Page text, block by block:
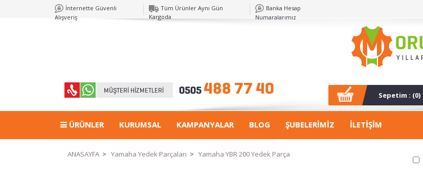
İnternette Güvenli
Alışveriş
Tüm Ürünler Aynı Gün
Kargoda
Banka Hesap
Numaralarımız
Sepetim : (0)
ÜRÜNLER KURUMSAL KAMPANYALAR BLOG ŞUBELERİMİZ İLETİŞİM
ANASAYFA > Yamaha Yedek Parçaları > Yamaha YBR 200 Yedek Parça